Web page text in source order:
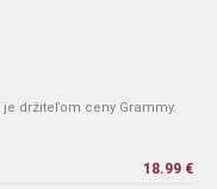
držiteľom ceny Grammy.
18.99 €